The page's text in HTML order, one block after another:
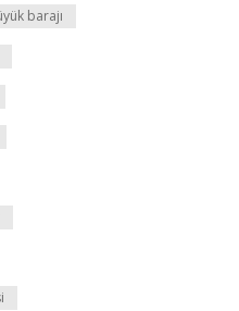
barajı